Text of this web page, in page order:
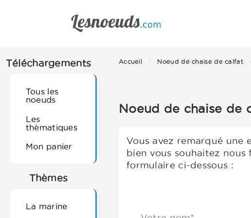
Téléchargements
Tous les
noeuds
Les
thèmatiques
Mon panier
Thèmes
La marine
Accueil Noeud de chaise de calfat
Noeud de chaise de
Vous avez remarqué
bien vous souhaitez
formulaire ci-dessous :